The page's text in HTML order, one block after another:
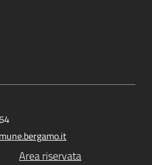
Area riservata